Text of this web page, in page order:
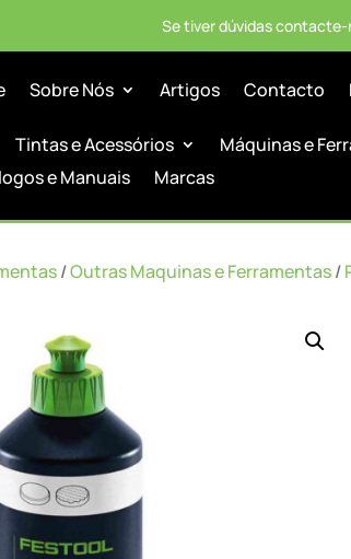
Se tiver dúvidas contacte-
Sobre Nós Artigos Contacto
Tintas e Acessórios Máquinas e
e Manuais
Marcas
/Outras Maquinas e Ferramentas/